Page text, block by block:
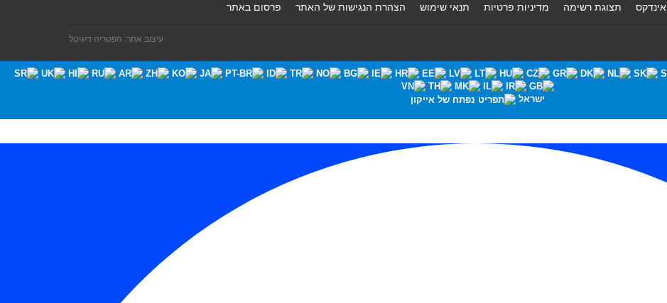
אינדקס תצוגת רשימה מדיניות פרטיות תנאי שימוש הצהרת הנגישות של האתר פרסום באתר
עיצוב אתר: הפטריה דיגיטל
ישראל